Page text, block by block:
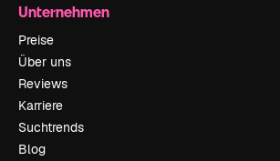
Unternehmen
Preise
Über uns
Reviews
Karriere
Suchtrends
Blog